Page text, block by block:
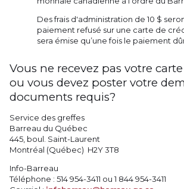
Des frais d'administration de 10 $
paiement refusé sur une carte de
sera émise qu’une fois le paiement
Vous ne recevez pas votre
ou vous devez poster votre
documents requis?
Service des greffes
Barreau du Québec
445, boul. Saint-Laurent
Montréal (Québec) H2Y 3T8
Info-Barreau
Téléphone : 514 954-3411 ou 1 844 954-3411